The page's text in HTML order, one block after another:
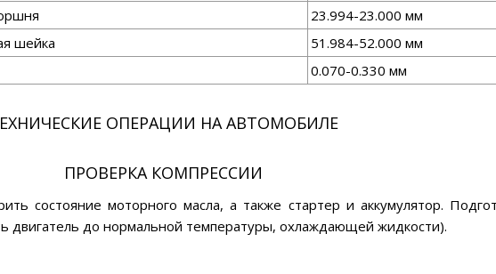
23.994-23.000 мм
шейка
51.984-52.000 мм
0.070-0.330 мм
ОПЕРАЦИИ НА АВТОМОБИЛЕ
ПРОВЕРКА КОМПРЕССИИ
состояние моторного масла, а также стартер и аккумулятор.
двигатель до нормальной температуры, охлаждающей жидкости).